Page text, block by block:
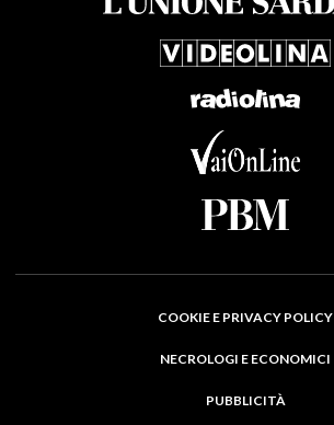
COOKIE E PRIVACY POLICY
NECROLOGI E ECONOMICI
PUBBLICITÀ